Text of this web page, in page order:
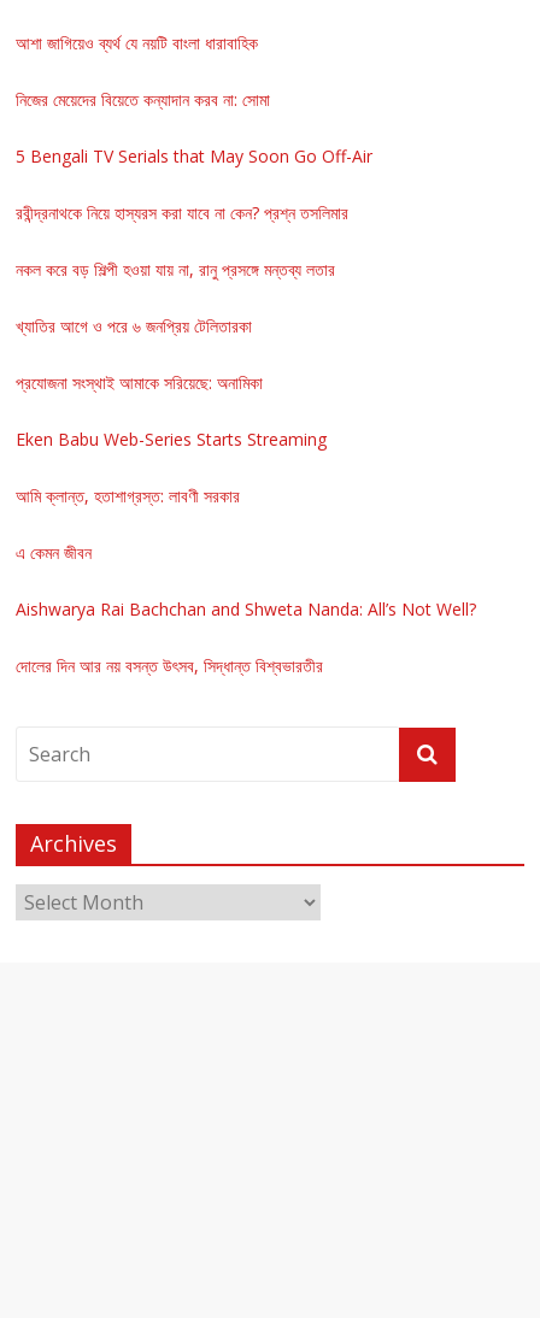
আশা জাগিয়েও ব্যর্থ যে নয়টি বাংলা ধারাবাহিক
নিজের মেয়েদের বিয়েতে কন্যাদান করব না: সোমা
5 Bengali TV Serials that May Soon Go Off-Air
রবীন্দ্রনাথকে নিয়ে হাস্যরস করা যাবে না কেন? প্রশ্ন তসলিমার
নকল করে বড় শিল্পী হওয়া যায় না, রানু প্রসঙ্গে মন্তব্য লতার
খ্যাতির আগে ও পরে ৬ জনপ্রিয় টেলিতারকা
প্রযোজনা সংস্থাই আমাকে সরিয়েছে: অনামিকা
Eken Babu Web-Series Starts Streaming
আমি ক্লান্ত, হতাশাগ্রস্ত: লাবণী সরকার
এ কেমন জীবন
Aishwarya Rai Bachchan and Shweta Nanda: All’s Not Well?
দোলের দিন আর নয় বসন্ত উৎসব, সিদ্ধান্ত বিশ্বভারতীর
Archives